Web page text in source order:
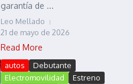
garantía de ...
Leo Mellado
21 de mayo de 2026
Read More
autos
Debutante
Electromovilidad
Estreno